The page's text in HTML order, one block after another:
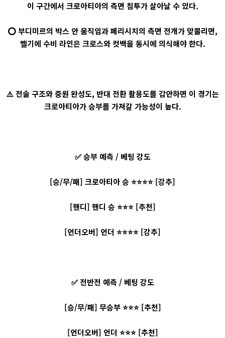
이 구간에서 크로아티아의 측면 침투가 살아날 수 있다.
⭕ 부디미르의 박스 안 움직임과 페리시치의 측면 전개가 맞물리면,
벨기에 수비 라인은 크로스와 컷백을 동시에 의식해야 한다.
⚠️ 전술 구조와 중원 완성도, 반대 전환 활용도를 감안하면 이 경기는
크로아티아가 승부를 가져갈 가능성이 높다.
✅ 승부 예측 / 베팅 강도
[승/무/패] 크로아티아 승 ⭐⭐⭐⭐ [강추]
[핸디] 핸디 승 ⭐⭐⭐ [추천]
[언더오버] 언더 ⭐⭐⭐⭐ [강추]
✅ 전반전 예측 / 베팅 강도
[승/무/패] 무승부 ⭐⭐⭐ [추천]
[언더오버] 언더 ⭐⭐⭐ [추천]